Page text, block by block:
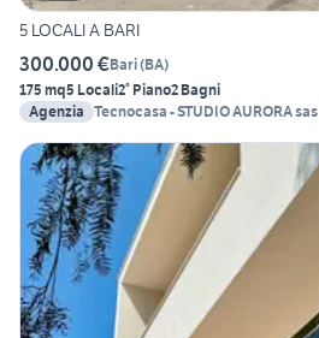
5 LOCALI A BARI
300.000 €Bari(BA)
175 mq5 Locali2° Piano2 Bagni
Agenzia Tecnocasa - STUDIO AURORA sas